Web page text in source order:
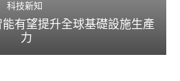
科技新知
有望提升全球基礎設施生產
力